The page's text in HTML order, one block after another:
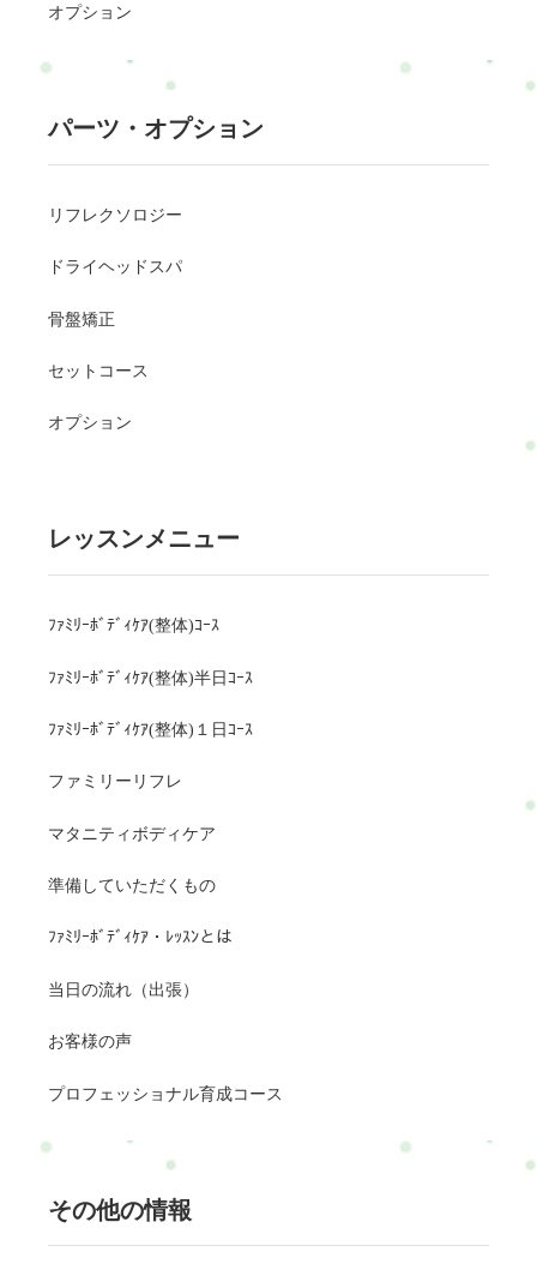
オプション
パーツ・オプション
リフレクソロジー
ドライヘッドスパ
骨盤矯正
セットコース
オプション
レッスンメニュー
ﾌｧﾐﾘｰﾎﾞﾃﾞｨｹｱ(整体)ｺｰｽ
ﾌｧﾐﾘｰﾎﾞﾃﾞｨｹｱ(整体)半日ｺｰｽ
ﾌｧﾐﾘｰﾎﾞﾃﾞｨｹｱ(整体)１日ｺｰｽ
ファミリーリフレ
マタニティボディケア
準備していただくもの
ﾌｧﾐﾘｰﾎﾞﾃﾞｨｹｱ・ﾚｯｽﾝとは
当日の流れ（出張）
お客様の声
プロフェッショナル育成コース
その他の情報